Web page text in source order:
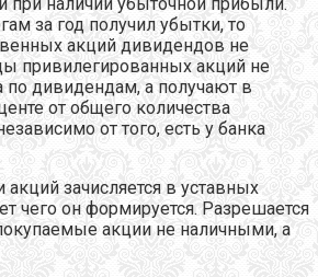
за год получил убытки, то
акций дивидендов не
привилегированных акций не
по дивидендам, а получают в
от общего количества
от того, есть у банка
зачисляется в уставных
чего он формируется. Разрешается
акции не наличными, а